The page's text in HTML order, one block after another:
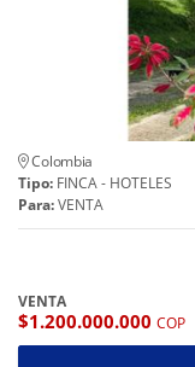
Colombia
Tipo: FINCA - HOTELES
Para:VENTA
VENTA
$1.200.000.000 COP